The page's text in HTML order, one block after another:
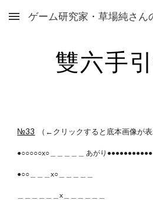
Skip to main content
雙六手
№33 （←クリックすると底本画像が表
●○○○○○x○＿＿＿＿＿ あがり
●○○＿＿＿x○＿＿＿＿＿
＿＿＿＿＿＿x＿＿＿＿＿＿